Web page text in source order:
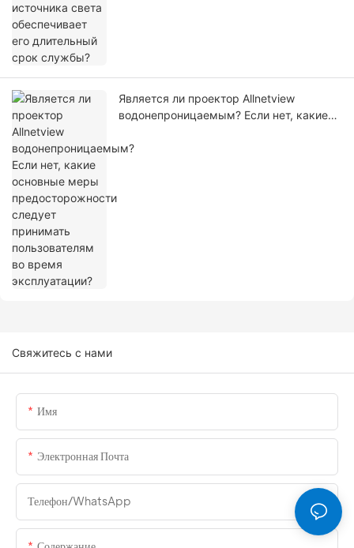
Является ли проектор Allnetview
водонепроницаемым? Если нет, какие
следует принимать пользователям во
Свяжитесь с нами
Имя
Электронная Почта
Телефон/WhatsApp